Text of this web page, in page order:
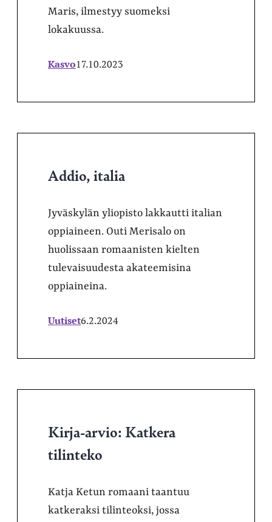
Maris, ilmestyy suomeksi
lokakuussa.
Kasvo17.10.2023
Addio, italia
Jyväskylän yliopisto lakkautti italian
oppiaineen. Outi Merisalo on
huolissaan romaanisten kielten
tulevaisuudesta akateemisina
oppiaineina.
Uutiset6.2.2024
Kirja-arvio: Katkera
tilinteko
Katja Ketun romaani taantuu
katkeraksi tilinteoksi, jossa